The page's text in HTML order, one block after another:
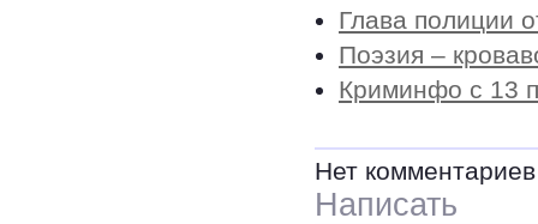
Глава полиции
Поэзия –
Криминфо с 13
Нет комментариев
Написать